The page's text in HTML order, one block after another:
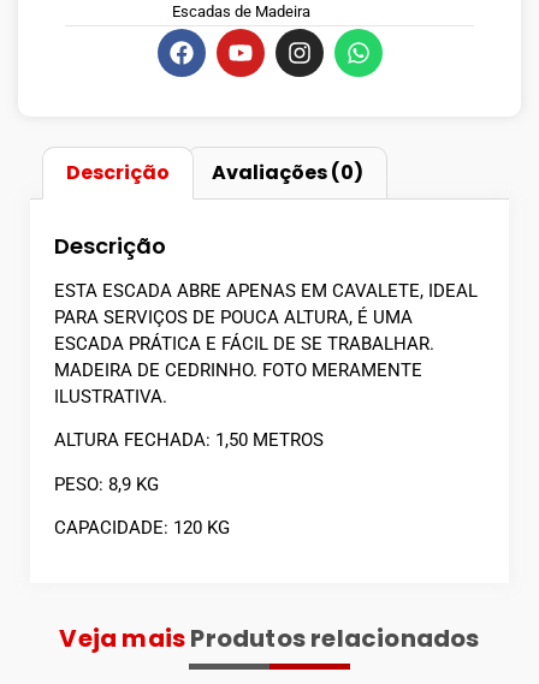
Escadas de Madeira
Descrição Avaliações (0)
Descrição
ESTA ESCADA ABRE APENAS EM CAVALETE, IDEAL
PARA SERVIÇOS DE POUCA ALTURA, É UMA
ESCADA PRÁTICA E FÁCIL DE SE TRABALHAR.
MADEIRA DE CEDRINHO. FOTO MERAMENTE
ILUSTRATIVA.
ALTURA FECHADA: 1,50 METROS
PESO: 8,9 KG
CAPACIDADE: 120 KG
Veja maisProdutos relacionados